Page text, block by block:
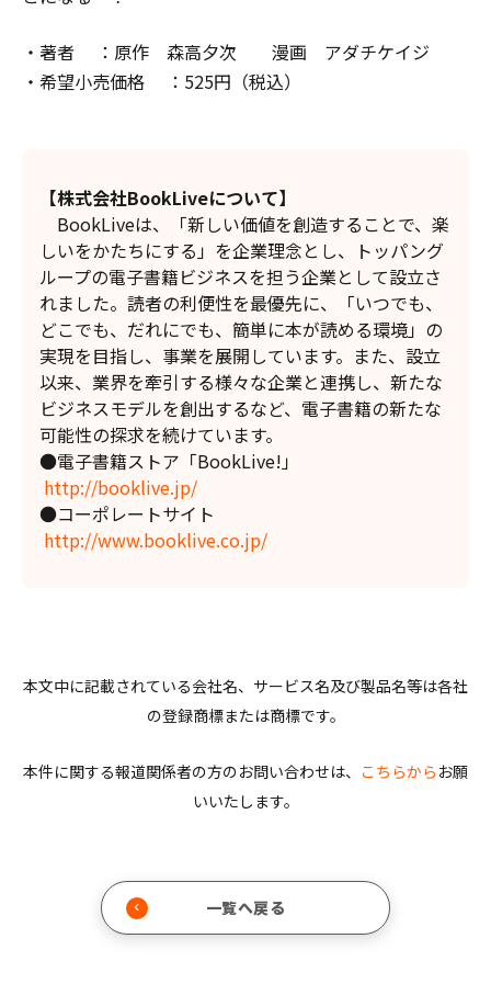
・著者 ：原作 森高夕次 漫画 アダチケイジ
・希望小売価格 ：525円（税込）
【株式会社BookLiveについて】
BookLiveは、「新しい価値を創造することで、楽
しいをかたちにする」を企業理念とし、トッパング
ループの電子書籍ビジネスを担う企業として設立さ
れました。読者の利便性を最優先に、「いつでも、
どこでも、だれにでも、簡単に本が読める環境」の
実現を目指し、事業を展開しています。また、設立
以来、業界を牽引する様々な企業と連携し、新たな
ビジネスモデルを創出するなど、電子書籍の新たな
可能性の探求を続けています。
●電子書籍ストア「BookLive!」
http://booklive.jp/
●コーポレートサイト
http://www.booklive.co.jp/
本文中に記載されている会社名、サービス名及び製品名等は各社
の登録商標または商標です。
本件に関する報道関係者の方のお問い合わせは、 こちらから お願
いいたします。
一覧へ戻る